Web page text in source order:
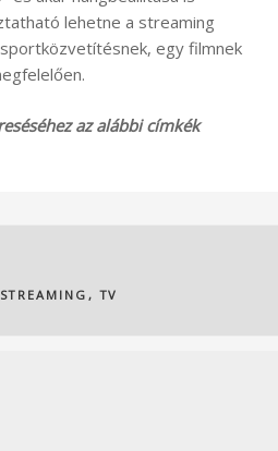
lehetne a streaming
egy filmnek
az alábbi címkék
STREAMING , TV